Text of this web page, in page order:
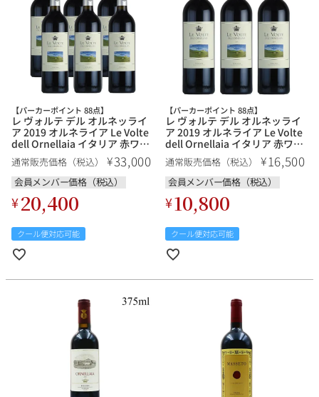
【パーカーポイント 88点】
レ ヴォルテ デル オルネッライ
ア 2019 オルネライア Le Volte
dell Ornellaia イタリア 赤ワイ
ン【6本セット】
通常販売価格（税込） ¥33,000
会員メンバー価格（税込）
¥20,400
クール便対応可能
【パーカーポイント 88点】
レ ヴォルテ デル オルネッライ
ア 2019 オルネライア Le Volte
dell Ornellaia イタリア 赤ワイ
ン【3本セット】
通常販売価格（税込） ¥16,500
会員メンバー価格（税込）
¥10,800
クール便対応可能